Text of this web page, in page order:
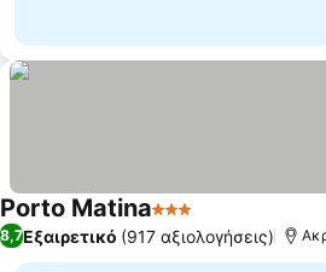
Porto Matina3 ΑστέριαΕμφάνιση
8,7Εξαιρετικό (917 αξιολογήσεις)